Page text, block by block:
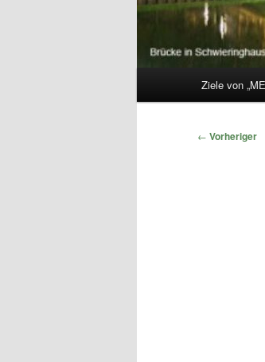
Ziele von
← Vorheriger